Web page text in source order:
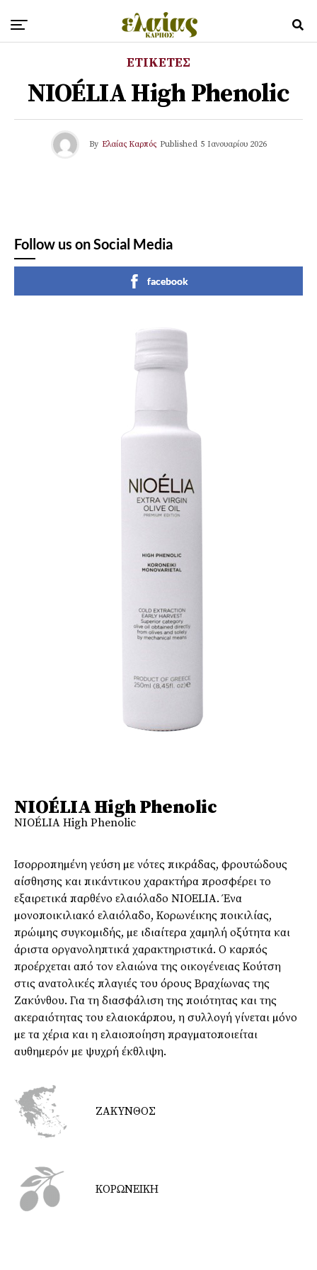
ΕΤΙΚΕΤΕΣ
NIOÉLIA High Phenolic
By Ελαίας Καρπός Published 5 Ιανουαρίου 2026
Follow us on Social Media
facebook
NIOÉLIA High Phenolic
NIOÉLIA High Phenolic
Ισορροπηµένη γεύση µε νότες πικράδας, φρουτώδους
αίσθησης και πικάντικου χαρακτήρα προσφέρει το
εξαιρετικά παρθένο ελαιόλαδο NIOΕLIA. Ένα
µονοποικιλιακό ελαιόλαδο, Κορωνέικης ποικιλίας,
πρώιµης συγκοµιδής, µε ιδιαίτερα χαµηλή οξύτητα και
άριστα οργανοληπτικά χαρακτηριστικά. Ο καρπός
προέρχεται από τον ελαιώνα της οικογένειας Κούτση
στις ανατολικές πλαγιές του όρους Βραχίωνας της
Ζακύνθου. Για τη διασφάλιση της ποιότητας και της
ακεραιότητας του ελαιοκάρπου, η συλλογή γίνεται µόνο
µε τα χέρια και η ελαιοποίηση πραγµατοποιείται
αυθηµερόν µε ψυχρή έκθλιψη.
ΖΑΚΥΝΘΟΣ
ΚΟΡΩΝΕΙΚΗ